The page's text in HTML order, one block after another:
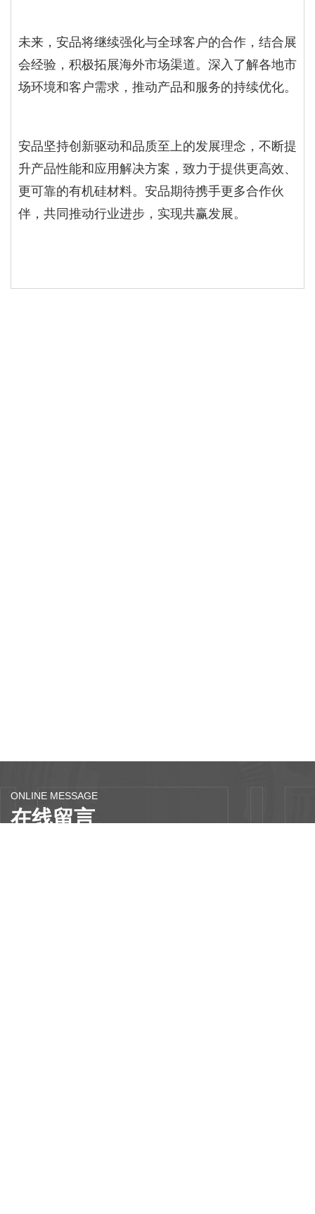
未来，安品将继续强化与全球客户的合作，结合展
会经验，积极拓展海外市场渠道。深入了解各地市
场环境和客户需求，推动产品和服务的持续优化。
安品坚持创新驱动和品质至上的发展理念，不断提
升产品性能和应用解决方案，致力于提供更高效、
更可靠的有机硅材料。安品期待携手更多合作伙
伴，共同推动行业进步，实现共赢发展。
ONLINE MESSAGE
在线留言